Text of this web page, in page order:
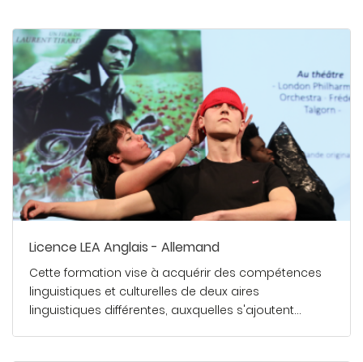
Licence LEA Anglais - Allemand
Cette formation vise à acquérir des compétences
linguistiques et culturelles de deux aires
linguistiques différentes, auxquelles s'ajoutent…